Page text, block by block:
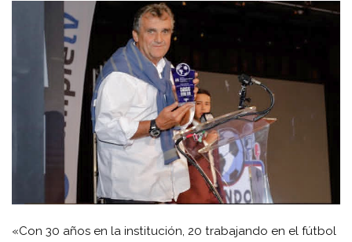
«Con 30 años en la institución, 20 trabajando en el fútbol